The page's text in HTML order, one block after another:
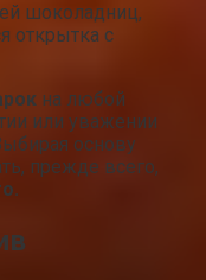
шоколадниц,
открытка с
на любой
или уважении
основу
прежде всего,